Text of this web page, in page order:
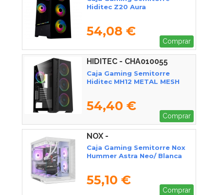
Hiditec Z20 Aura
54,08 €
Comprar
HIDITEC - CHA010055
Caja Gaming Semitorre
Hiditec MH12 METAL MESH
54,40 €
Comprar
NOX -
NXHUMMERASTRANEOWH
Caja Gaming Semitorre Nox
Hummer Astra Neo/ Blanca
55,10 €
Comprar